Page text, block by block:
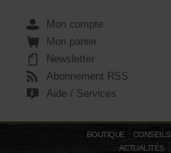
Mon compte
Mon panier
Newsletter
Abonnement RSS
Aide / Services
BOUTIQUE CONSEILS
ACTUALITÉS